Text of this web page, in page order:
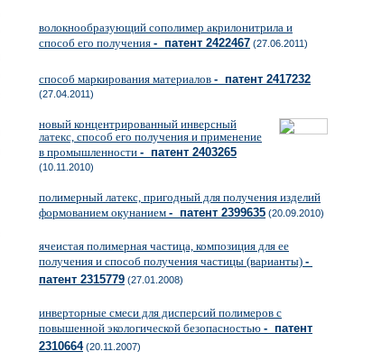
волокнообразующий сополимер акрилонитрила и
способ его получения - патент 2422467 (27.06.2011)
способ маркирования материалов - патент 2417232
(27.04.2011)
новый концентрированный инверсный
латекс, способ его получения и применение
в промышленности - патент 2403265
(10.11.2010)
полимерный латекс, пригодный для получения изделий
формованием окунанием - патент 2399635 (20.09.2010)
ячеистая полимерная частица, композиция для ее
получения и способ получения частицы (варианты) -
патент 2315779 (27.01.2008)
инверторные смеси для дисперсий полимеров с
повышенной экологической безопасностью - патент
2310664(20.11.2007)